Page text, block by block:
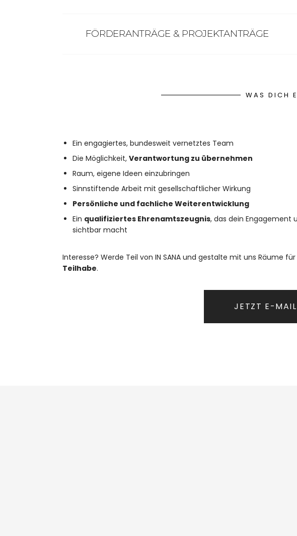
FÖRDERANTRÄGE & PROJEKTANTRÄGE
WAS DICH
Ein engagiertes, bundesweit vernetztes Team
Die Möglichkeit, Verantwortung zu übernehmen
Raum, eigene Ideen einzubringen
Sinnstiftende Arbeit mit gesellschaftlicher Wirkung
Persönliche und fachliche Weiterentwicklung
Ein qualifiziertes Ehrenamtszeugnis, das dein Engagement
sichtbar macht
Interesse? Werde Teil von IN SANA und gestalte mit uns Räume für
Teilhabe.
JETZT E-